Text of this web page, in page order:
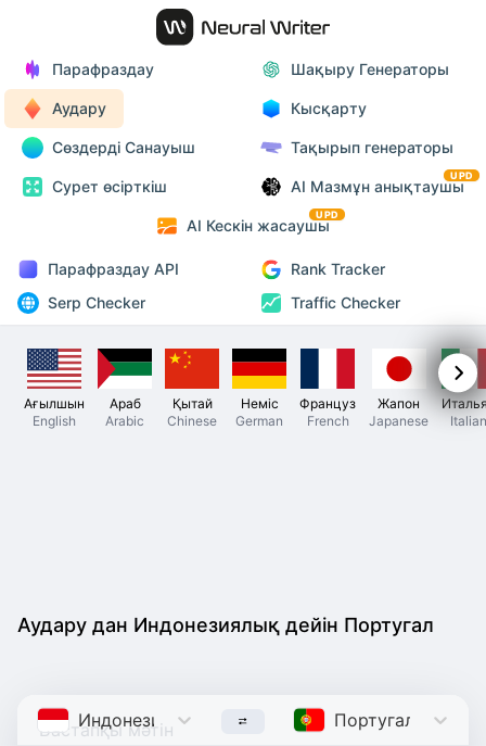
Парафраздау Шақыру Генераторы
Аудару Кысқарту
Сөздерді Санауыш Тақырып генераторы
Сурет өсірткіш AI Мазмұн анықтаушы
UPD
AI Кескін жасаушы
UPD
Парафраздау API
Rank Tracker
Serp Checker
Traffic Checker
Ағылшын
English
Араб
Arabic
Қытай
Chinese
Неміс
German
Француз
French
Жапон
Japanese
Italian
Аудару дан Индонезиялық дейін Португал
Индонезиялық Indonesian Португал